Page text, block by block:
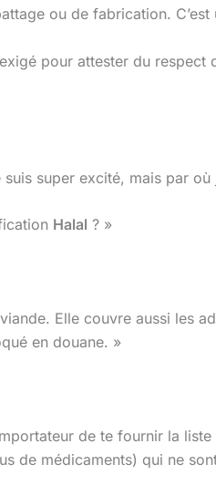
ou de fabrication.
pour attester du respect
super excité, mais par
Halal ? »
Elle couvre aussi les
en douane. »
de te fournir la
de médicaments) qui ne